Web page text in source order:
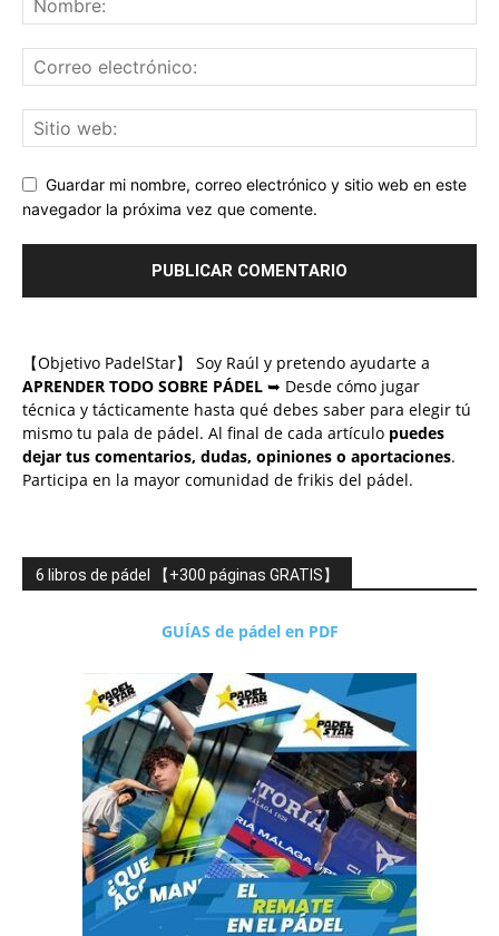
Guardar mi nombre, correo electrónico y sitio web en este
navegador la próxima vez que comente.
【Objetivo PadelStar】 Soy Raúl y pretendo ayudarte a
APRENDER TODO SOBRE PÁDEL ➥ Desde cómo jugar
técnica y tácticamente hasta qué debes saber para elegir tú
mismo tu pala de pádel. Al final de cada artículo puedes
dejar tus comentarios, dudas, opiniones o aportaciones.
Participa en la mayor comunidad de frikis del pádel.
6 libros de pádel 【+300 páginas GRATIS】
GUÍAS de pádel en PDF